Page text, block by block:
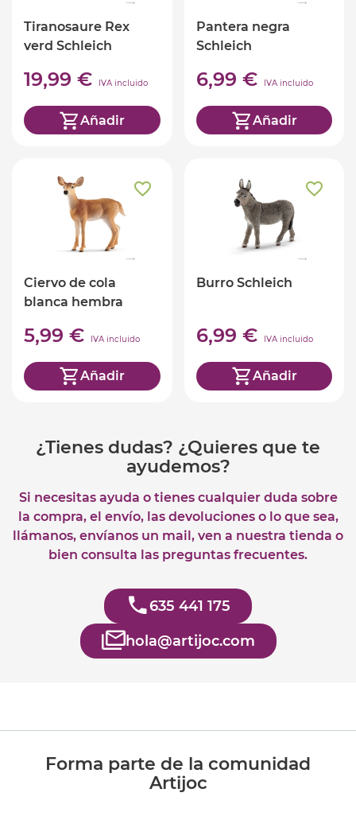
Tiranosaure Rex
verd Schleich
19,99 € IVA incluido
Añadir
Pantera negra
Schleich
6,99 € IVA incluido
Añadir
Ciervo de cola
blanca hembra
5,99 € IVA incluido
Añadir
Burro Schleich
6,99 € IVA incluido
Añadir
¿Tienes dudas? ¿Quieres que te
ayudemos?
Si necesitas ayuda o tienes cualquier duda sobre
la compra, el envío, las devoluciones o lo que sea,
llámanos, envíanos un mail, ven a nuestra tienda o
bien consulta las preguntas frecuentes.
635 441 175
hola@artijoc.com
Forma parte de la comunidad
Artijoc